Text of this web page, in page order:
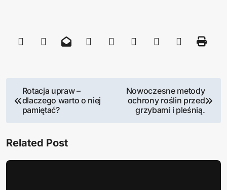
i
Rotacja upraw –
dlaczego warto o niej
pamiętać?
Nowoczesne metody
ochrony roślin przed
grzybami i pleśnią.
Related Post